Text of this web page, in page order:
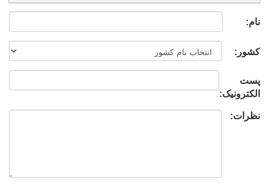
نام:
کشور:
پست
الکترونیک:
نظرات: